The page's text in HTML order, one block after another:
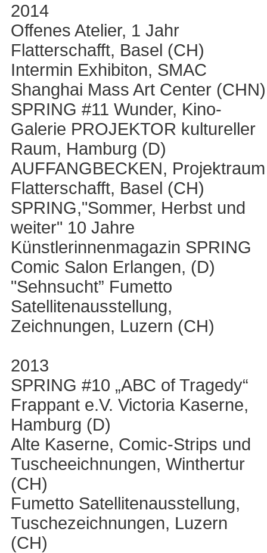
2014
Offenes Atelier, 1 Jahr
Flatterschafft, Basel (CH)
Intermin Exhibiton, SMAC
Shanghai Mass Art Center (CHN)
SPRING #11 Wunder, Kino-
Galerie PROJEKTOR kultureller
Raum, Hamburg (D)
AUFFANGBECKEN, Projektraum
Flatterschafft, Basel (CH)
SPRING,"Sommer, Herbst und
weiter" 10 Jahre
Künstlerinnenmagazin SPRING
Comic Salon Erlangen, (D)
"Sehnsucht” Fumetto
Satellitenausstellung,
Zeichnungen, Luzern (CH)
2013
SPRING #10 „ABC of Tragedy“
Frappant e.V. Victoria Kaserne,
Hamburg (D)
Alte Kaserne, Comic-Strips und
Tuscheeichnungen, Winthertur
(CH)
Fumetto Satellitenausstellung,
Tuschezeichnungen, Luzern
(CH)